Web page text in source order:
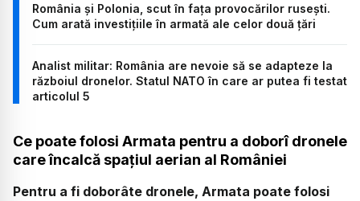
România și Polonia, scut în fața provocărilor rusești.
Cum arată investițiile în armată ale celor două țări
Analist militar: România are nevoie să se adapteze la
războiul dronelor. Statul NATO în care ar putea fi testat
articolul 5
Ce poate folosi Armata pentru a doborî dronele
care încalcă spațiul aerian al României
Pentru a fi doborâte dronele, Armata poate folosi